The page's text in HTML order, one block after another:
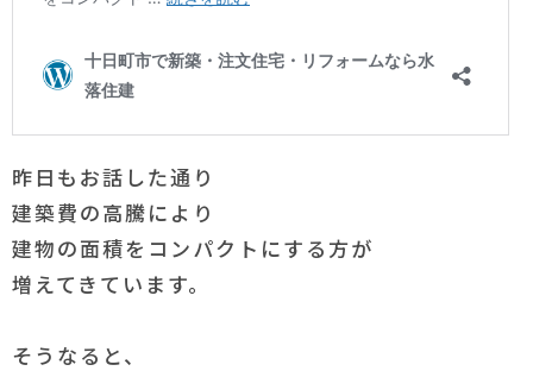
昨日もお話した通り
建築費の高騰により
建物の面積をコンパクトにする方が
増えてきています。
そうなると、